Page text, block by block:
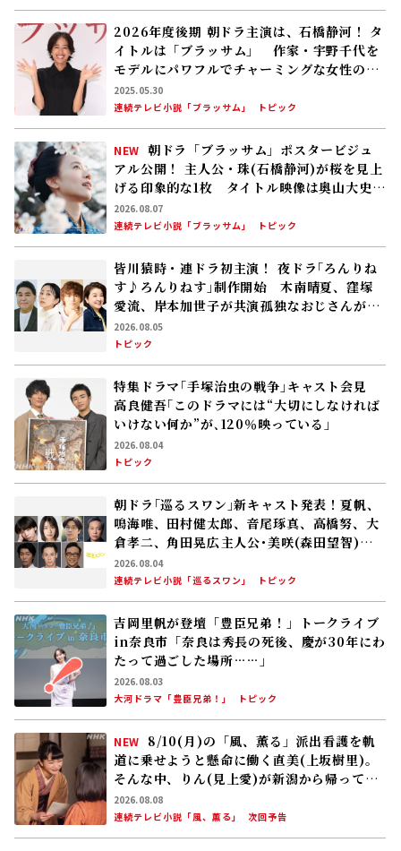
2026年度後期 朝ドラ主演は、石橋静河！ タ
イトルは「ブラッサム」 作家・宇野千代を
モデルにパワフルでチャーミングな女性の物
語を描く
2025.05.30
連続テレビ小説「ブラッサム」
トピック
NEW 朝ドラ「ブラッサム」ポスタービジュ
アル公開！ 主人公・珠(石橋静河)が桜を見上
げる印象的な1枚 タイトル映像は奥山大史監
督、語りは三條雅幸アナ 2026年度後期放
送
2026.08.07
連続テレビ小説「ブラッサム」
トピック
皆川猿時・連ドラ初主演！ 夜ドラ｢ろんりね
す♪ろんりねす｣制作開始 木南晴夏、窪塚
愛流、岸本加世子が共演――孤独なおじさんが､
人生でやり残したことに向き合う
2026.08.05
トピック
特集ドラマ｢手塚治虫の戦争｣キャスト会見
高良健吾｢このドラマには“大切にしなければ
いけない何か”が､120％映っている」
2026.08.04
トピック
朝ドラ｢巡るスワン｣新キャスト発表！夏帆、
鳴海唯、田村健太郎、音尾琢真、高橋努、大
倉孝二、角田晃広――主人公･美咲(森田望智)が
交流する警察署の人々 2027年度前期放送
2026.08.04
連続テレビ小説「巡るスワン」
トピック
吉岡里帆が登壇「豊臣兄弟！」トークライブ
in奈良市「奈良は秀長の死後、慶が30年にわ
たって過ごした場所……」
2026.08.03
大河ドラマ「豊臣兄弟！」
トピック
NEW
8/10(月)の「風、薫る」派出看護を軌
道に乗せようと懸命に働く直美(上坂樹里)。
そんな中、りん(見上愛)が新潟から帰ってく
る
2026.08.08
連続テレビ小説「風、薫る」
次回予告